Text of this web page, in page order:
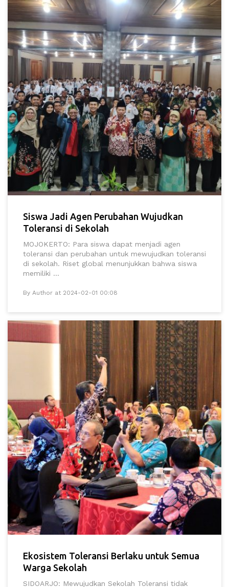
Siswa Jadi Agen Perubahan Wujudkan
Toleransi di Sekolah
MOJOKERTO: Para siswa dapat menjadi agen
toleransi dan perubahan untuk mewujudkan toleransi
di sekolah. Riset global menunjukkan bahwa siswa
memiliki ...
By Author at 2024-02-01 00:08
Ekosistem Toleransi Berlaku untuk Semua
Warga Sekolah
SIDOARJO: Mewujudkan Sekolah Toleransi tidak